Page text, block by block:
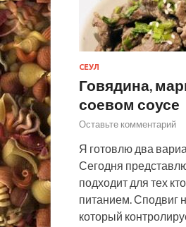
СЕУЛ
Говядина,
соевом соусе
Оставьте комментарий
Я готовлю два
Сегодня
подходит для тех
питанием. Сподвиг
который